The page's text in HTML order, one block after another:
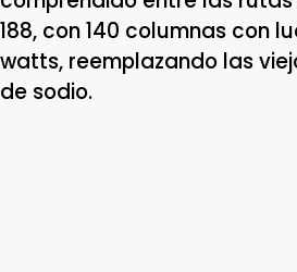
188, con 140 columnas con
watts, reemplazando las
de sodio.